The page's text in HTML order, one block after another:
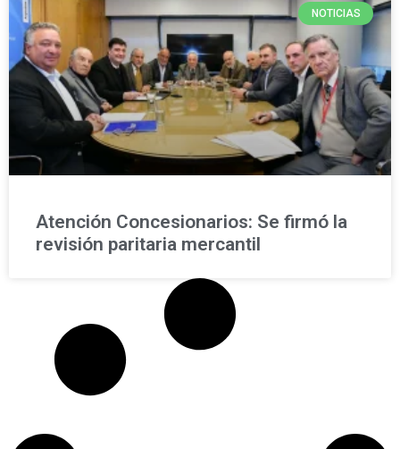
NOTICIAS
Atención Concesionarios: Se firmó la
revisión paritaria mercantil